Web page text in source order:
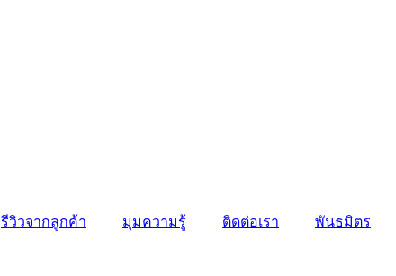
รีวิวจากลูกค้า มุมความรู้ ติดต่อเรา
พันธมิตร